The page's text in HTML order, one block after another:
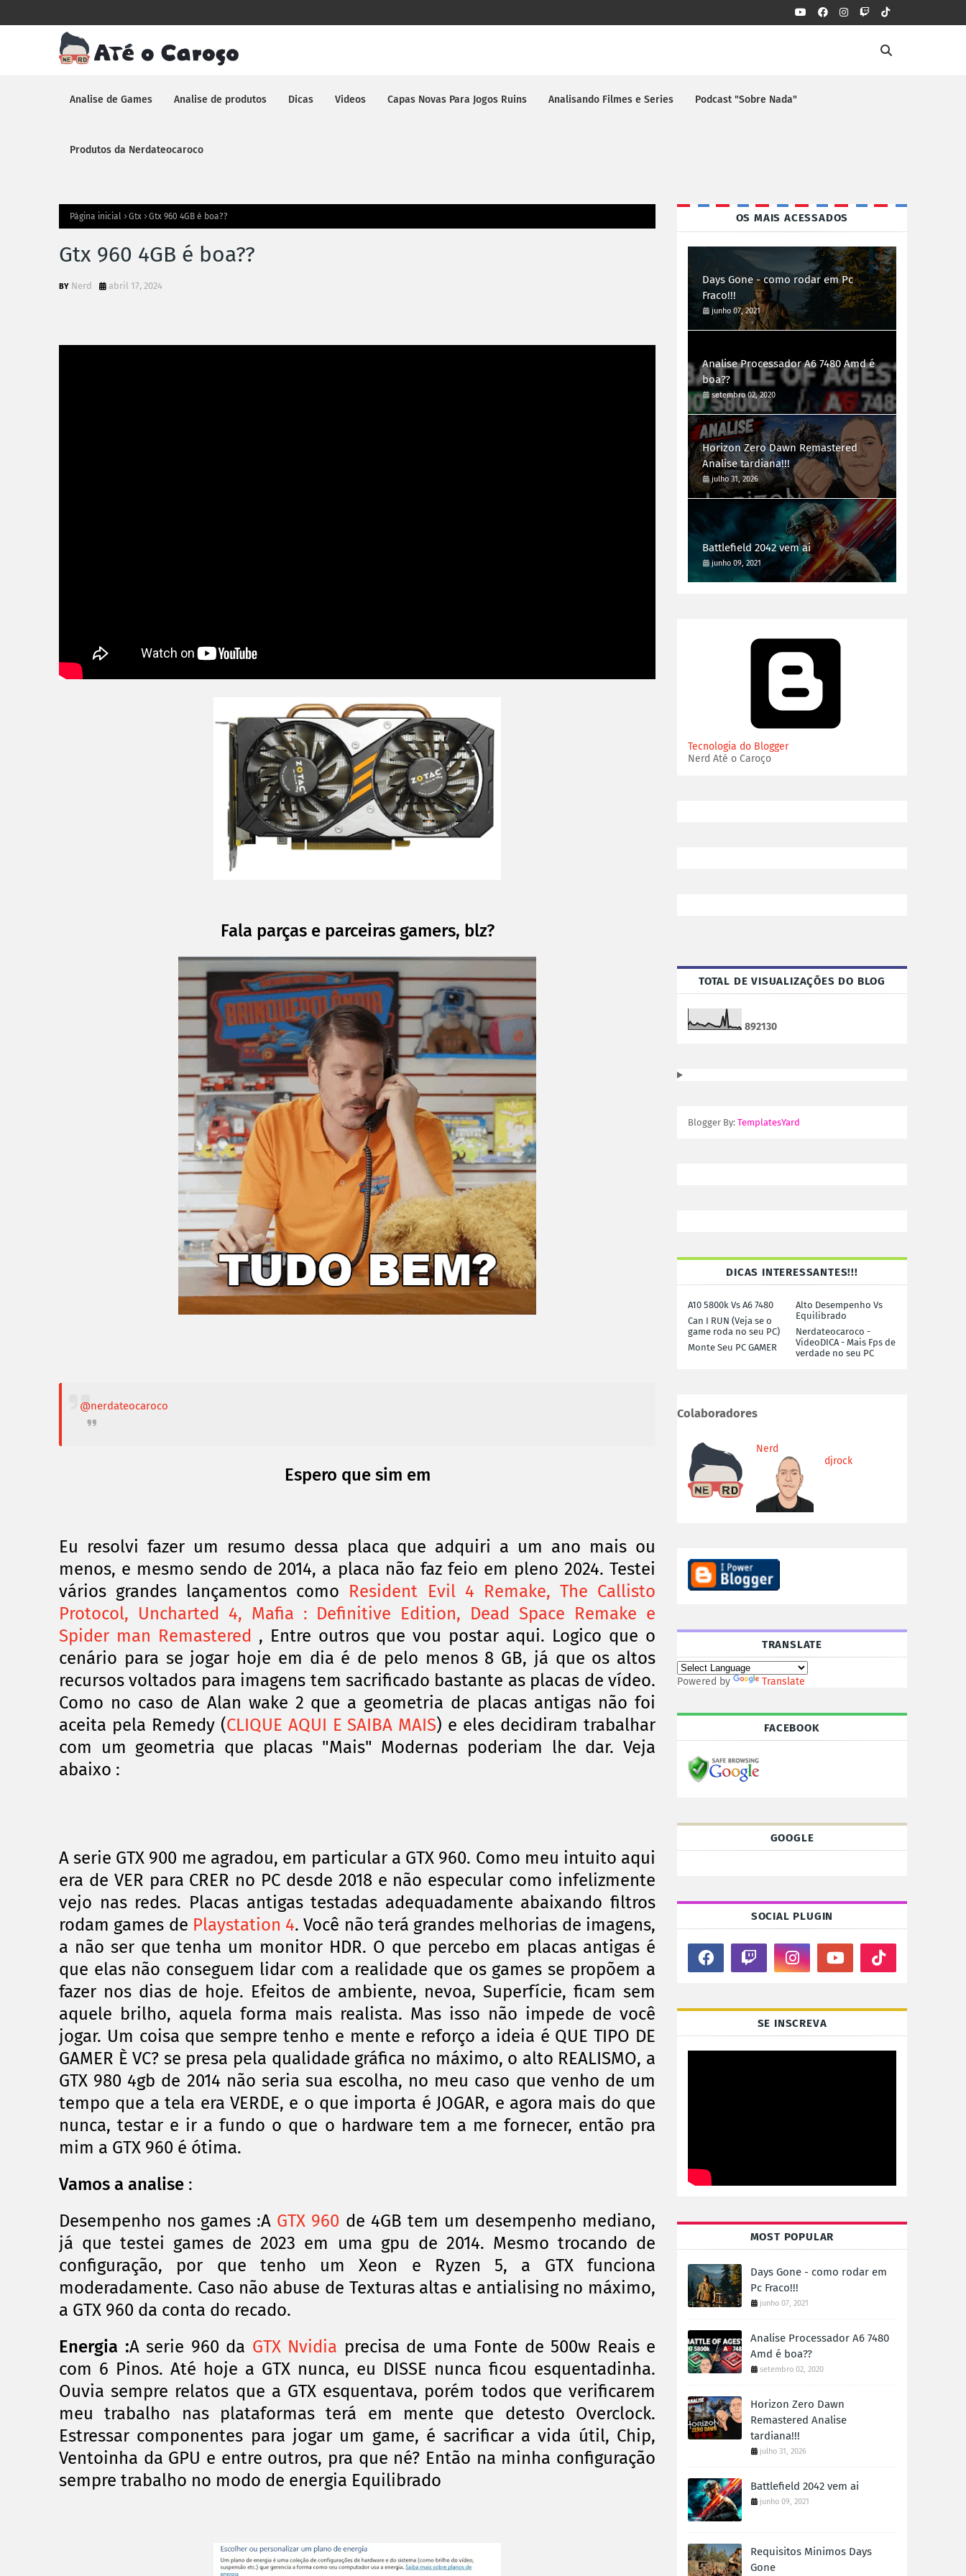
Analise de Games Analise de produtos Dicas Videos Capas Novas Para Jogos Ruins Analisando Filmes e Series Podcast "Sobre Nada"
Produtos da Nerdateocaroco
Página inicial Gtx Gtx 960 4GB é boa??
Gtx 960 4GB é boa??
Nerd abril 17, 2024
Fala parças e parceiras gamers, blz?
@nerdateocaroco
Espero que sim em
Eu resolvi fazer um resumo dessa placa que adquiri a um ano mais ou
menos, e mesmo sendo de 2014, a placa não faz feio em pleno 2024. Testei
vários grandes lançamentos como Resident Evil 4 Remake, The Callisto
Protocol, Uncharted 4, Mafia : Definitive Edition, Dead Space Remake e
Spider man Remastered , Entre outros que vou postar aqui. Logico que o
cenário para se jogar hoje em dia é de pelo menos 8 GB, já que os altos
recursos voltados para imagens tem sacrificado bastante as placas de vídeo.
Como no caso de Alan wake 2 que a geometria de placas antigas não foi
aceita pela Remedy (CLIQUE AQUI E SAIBA MAIS) e eles decidiram trabalhar
com um geometria que placas "Mais" Modernas poderiam lhe dar. Veja
abaixo :
A serie GTX 900 me agradou, em particular a GTX 960. Como meu intuito aqui
era de VER para CRER no PC desde 2018 e não especular como infelizmente
vejo nas redes. Placas antigas testadas adequadamente abaixando filtros
rodam games de Playstation 4. Você não terá grandes melhorias de imagens,
a não ser que tenha um monitor HDR. O que percebo em placas antigas é
que elas não conseguem lidar com a realidade que os games se propõem a
fazer nos dias de hoje. Efeitos de ambiente, nevoa,Superfície, ficam sem
aquele brilho, aquela forma mais realista. Mas isso não impede de você
jogar. Um coisa que sempre tenho e mente e reforço a ideia é QUE TIPO DE
GAMER È VC? se presa pela qualidade gráfica no máximo, o alto REALISMO, a
GTX 980 4gb de 2014 não seria sua escolha, no meu caso que venho de um
tempo que a tela era VERDE, e o que importa é JOGAR, e agora mais do que
nunca, testar e ir a fundo o que o hardware tem a me fornecer, então pra
mim a GTX 960 é ótima.
Vamos a analise :
Desempenho nos games :A GTX 960 de 4GB tem um desempenho mediano,
já que testei games de 2023 em uma gpu de 2014. Mesmo trocando de
configuração, por que tenho um Xeon e Ryzen 5, a GTX funciona
moderadamente. Caso não abuse de Texturas altas e antialising no máximo,
a GTX 960 da conta do recado.
Energia :A serie 960 da GTX Nvidia precisa de uma Fonte de 500w Reais e
com 6 Pinos. Até hoje a GTX nunca, eu DISSE nunca ficou esquentadinha.
Ouvia sempre relatos que a GTX esquentava, porém todos que verificarem
meu trabalho nas plataformas terá em mente que detesto Overclock.
Estressar componentes para jogar um game, é sacrificar a vida útil, Chip,
Ventoinha da GPU e entre outros, pra que né? Então na minha configuração
sempre trabalho no modo de energia Equilibrado
OS MAIS ACESSADOS
Days Gone - como rodar em Pc
Fraco!!!
junho 07, 2021
Analise Processador A6 7480 Amd é
boa??
setembro 02, 2020
Horizon Zero Dawn Remastered
Analise tardiana!!!
julho 31, 2026
Battlefield 2042 vem ai
junho 09, 2021
Tecnologia do Blogger
Nerd Até o Caroço
TOTAL DE VISUALIZAÇÕES DO BLOG
892130
Blogger By: TemplatesYard
DICAS INTERESSANTES!!!
A10 5800k Vs A6 7480
Alto Desempenho Vs
Equilibrado
Can I RUN (Veja se o
game roda no seu PC)
Nerdateocaroco -
VideoDICA - Mais Fps de
verdade no seu PC
Monte Seu PC GAMER
Colaboradores
Nerd
djrock
TRANSLATE
Powered by Translate
FACEBOOK
GOOGLE
SOCIAL PLUGIN
SE INSCREVA
MOST POPULAR
Days Gone - como rodar em
Pc Fraco!!!
junho 07, 2021
Analise Processador A6 7480
Amd é boa??
setembro 02, 2020
Horizon Zero Dawn
Remastered Analise
tardiana!!!
julho 31, 2026
Battlefield 2042 vem ai
junho 09, 2021
Requisitos Minimos Days
Gone